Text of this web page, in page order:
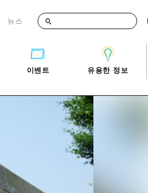
뉴스
이벤트
유용한 정보
사진 다운로드
재해가 발생했을 때의 교통 정보
관광 안내 책자